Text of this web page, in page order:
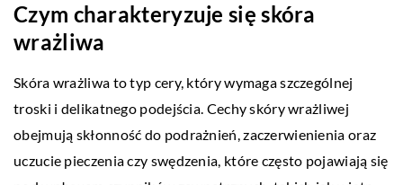
Czym charakteryzuje się skóra
wrażliwa
Skóra wrażliwa to typ cery, który wymaga szczególnej
troski i delikatnego podejścia. Cechy skóry wrażliwej
obejmują skłonność do podrażnień, zaczerwienienia oraz
uczucie pieczenia czy swędzenia, które często pojawiają się